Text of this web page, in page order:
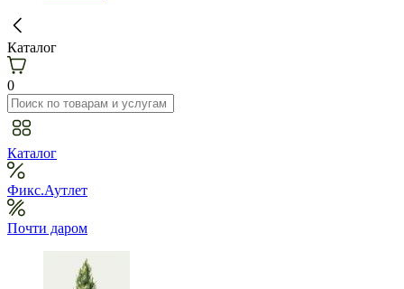
Каталог
0
Каталог
Фикс.Аутлет
Почти даром